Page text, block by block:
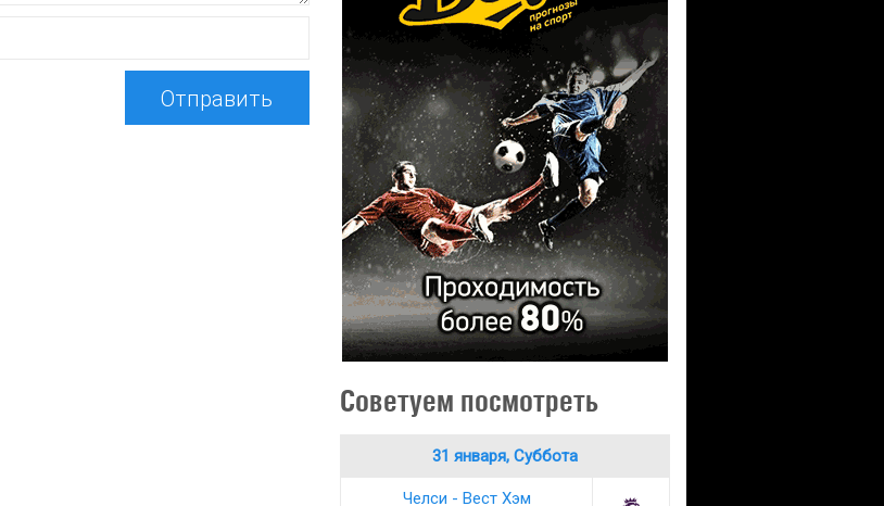
Отправить
Советуем посмотреть
31 января, Суббота
Челси - Вест Хэм